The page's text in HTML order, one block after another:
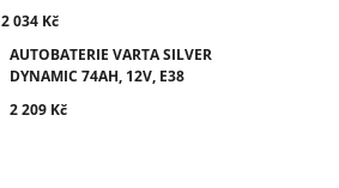
2 034 Kč
AUTOBATERIE VARTA SILVER
DYNAMIC 74AH, 12V, E38
2 209 Kč